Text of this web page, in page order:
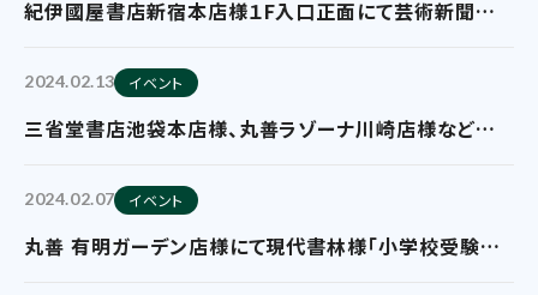
紀伊國屋書店新宿本店様１F入口正面にて芸術新聞社
を実施していただいております。
2024.02.13 イベント
三省堂書店池袋本店様、丸善ラゾーナ川崎店様などにて
ただいております。
2024.02.07 イベント
丸善 有明ガーデン店様にて現代書林様「小学校受験シ